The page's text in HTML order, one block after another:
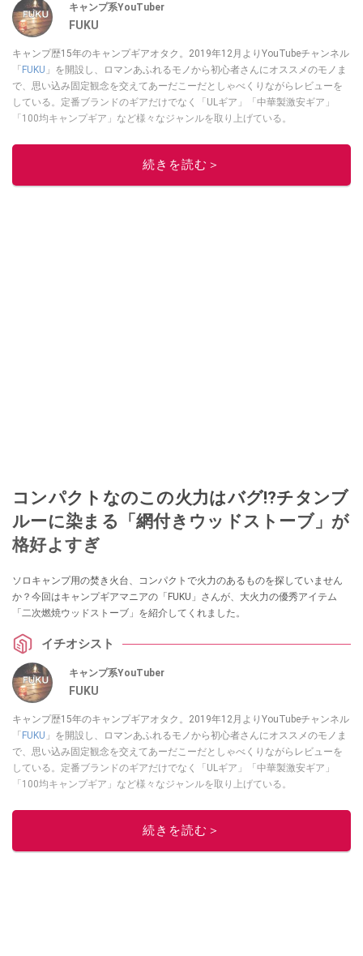
キャンプ系YouTuber
FUKU
キャンプ歴15年のキャンプギアオタク。2019年12月よりYouTubeチャンネル
「 FUKU 」を開設し、ロマンあふれるモノから初心者さんにオススメのモノま
で、思い込み固定観念を交えてあーだこーだとしゃべくりながらレビューを
している。定番ブランドのギアだけでなく「ULギア」「中華製激安ギア」
「100均キャンプギア」など様々なジャンルを取り上げている。
このイチオシストの他の記事を読む
続きを読む＞
コンパクトなのこの火力はバグ⁉チタンブ
ルーに染まる「網付きウッドストーブ」が
格好よすぎ
ソロキャンプ用の焚き火台、コンパクトで火力のあるものを探していません
か？今回はキャンプギアマニアの「FUKU」さんが、大火力の優秀アイテム
「二次燃焼ウッドストーブ」を紹介してくれました。
イチオシスト
キャンプ系YouTuber
FUKU
キャンプ歴15年のキャンプギアオタク。2019年12月よりYouTubeチャンネル
「 FUKU 」を開設し、ロマンあふれるモノから初心者さんにオススメのモノま
で、思い込み固定観念を交えてあーだこーだとしゃべくりながらレビューを
している。定番ブランドのギアだけでなく「ULギア」「中華製激安ギア」
「100均キャンプギア」など様々なジャンルを取り上げている。
このイチオシストの他の記事を読む
続きを読む＞